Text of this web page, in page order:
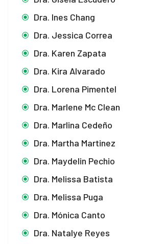
Dra. Ines Chang
Dra. Jessica Correa
Dra. Karen Zapata
Dra. Kira Alvarado
Dra. Lorena Pimentel
Dra. Marlene Mc Clean
Dra. Marlina Cedeño
Dra. Martha Martinez
Dra. Maydelin Pechio
Dra. Melissa Batista
Dra. Melissa Puga
Dra. Mónica Canto
Dra. Natalye Reyes